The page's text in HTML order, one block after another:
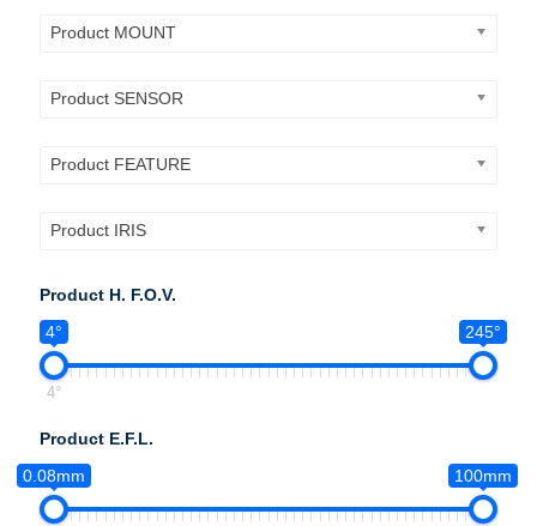
Product MOUNT
Product SENSOR
Product FEATURE
Product IRIS
Product H. F.O.V.
4°
245°
4°
Product E.F.L.
0.08mm
100mm